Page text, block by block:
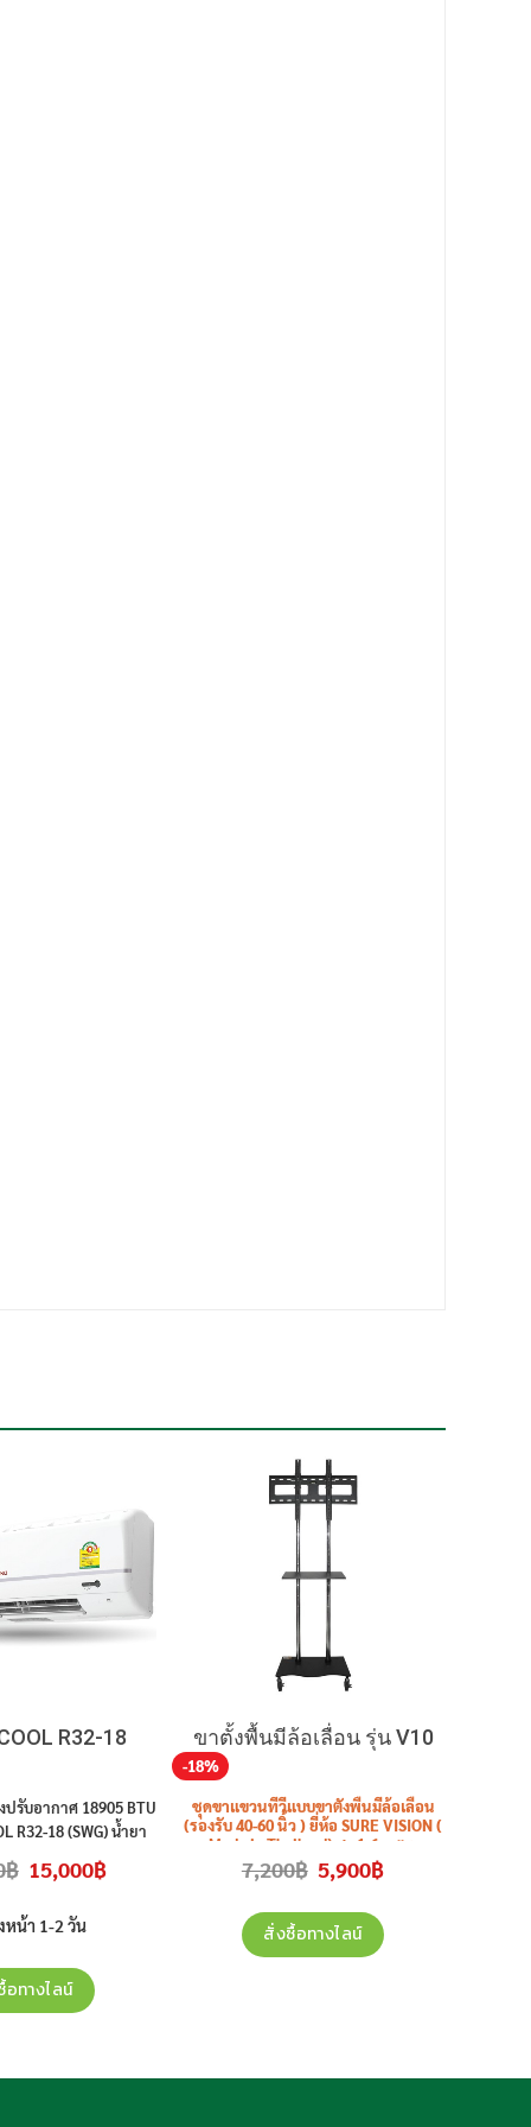
R32-18
ปรับอากาศ 18905 BTU
R32-18 (SWG) น้ำยา
ติดตั้ง)
฿ Original
price
22,990฿.
15,000฿Current
price
หน้า 1-2 วัน
ทางไลน์
-18%
ขาตั้งพื้นมีล้อเลื่อน รุ่น V10
ชุดขาแขวนทีวีแบบขาตั้งพื้นมีล้อเลื่อน
(รองรับ 40-60 นิ้ว ) ยี่ห้อ SURE VISION (
Made in Thailand) สูง 1.6 เมตร
รุ่นV10ราคาไม่รวมติดตั้ง
7,200฿ Original
price
7,200฿.
5,900฿Current
price
สั่งซื้อทางไลน์